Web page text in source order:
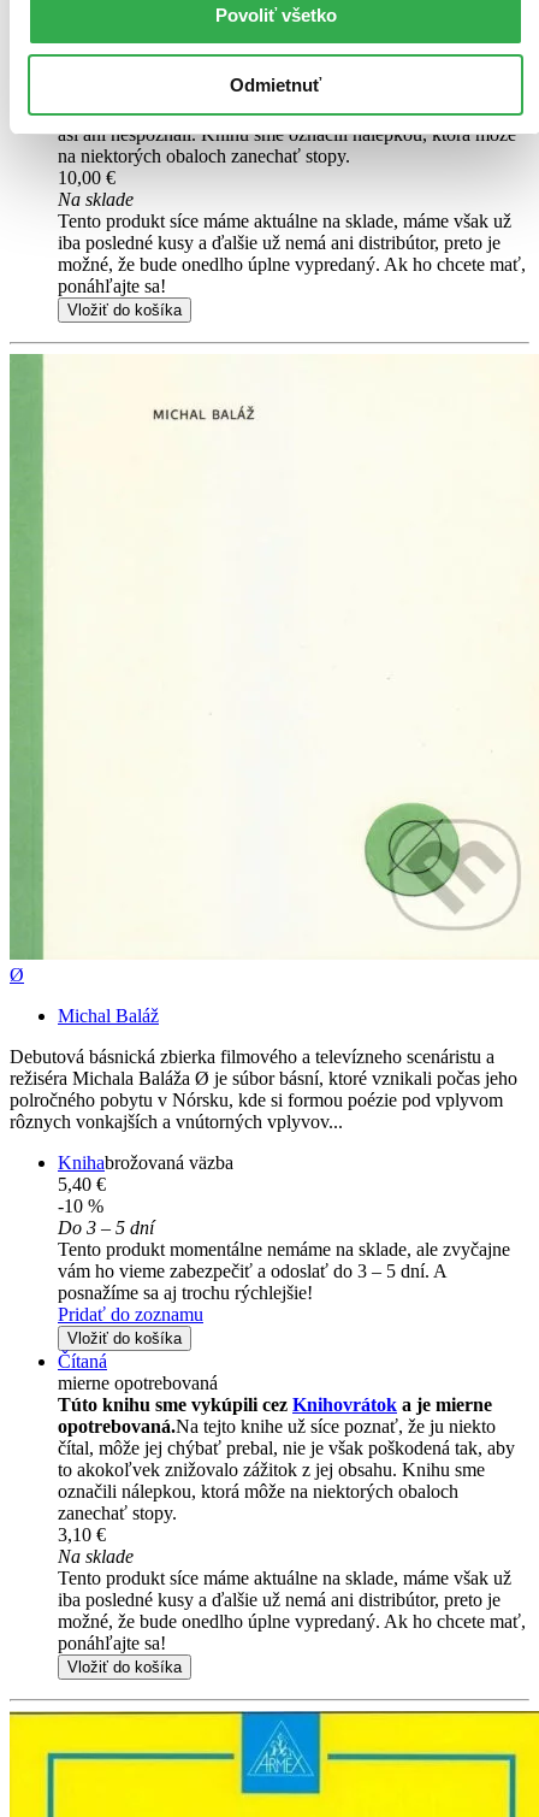
Povoliť všetko
Odmietnuť
Čítaná
Túto knihu sme vykúpili cezKnihovrátok
výbornom stave.Rozdiel medzi touto knihou a novou by ste
asi ani nespoznali. Knihu sme označili nálepkou, ktorá môže
na niektorých obaloch zanechať stopy.
10,00 €
Na sklade
Tento produkt síce máme aktuálne na sklade, máme však už
iba posledné kusy a ďalšie už nemá ani distribútor, preto je
možné, že bude onedlho úplne vypredaný. Ak ho chcete mať,
ponáhľajte sa!
Vložiť do košíka
Ø
Michal Baláž
Debutová básnická zbierka filmového a televízneho scenáristu a
režiséra Michala Baláža Ø je súbor básní, ktoré vznikali počas jeho
polročného pobytu v Nórsku, kde si formou poézie pod vplyvom
rôznych vonkajších a vnútorných vplyvov...
Knihabrožovaná väzba
5,40 €
-10 %
Do 3 – 5 dní
Tento produkt momentálne nemáme na sklade, ale zvyčajne
vám ho vieme zabezpečiť a odoslať do 3 – 5 dní. A
posnažíme sa aj trochu rýchlejšie!
Pridať do zoznamu
Vložiť do košíka
Čítaná
mierne opotrebovaná
Túto knihu sme vykúpili cez Knihovrátok a je mierne
opotrebovaná.Na tejto knihe už síce poznať, že ju niekto
čítal, môže jej chýbať prebal, nie je však poškodená tak, aby
to akokoľvek znižovalo zážitok z jej obsahu. Knihu sme
označili nálepkou, ktorá môže na niektorých obaloch
zanechať stopy.
3,10 €
Na sklade
Tento produkt síce máme aktuálne na sklade, máme však už
iba posledné kusy a ďalšie už nemá ani distribútor, preto je
možné, že bude onedlho úplne vypredaný. Ak ho chcete mať,
ponáhľajte sa!
Vložiť do košíka